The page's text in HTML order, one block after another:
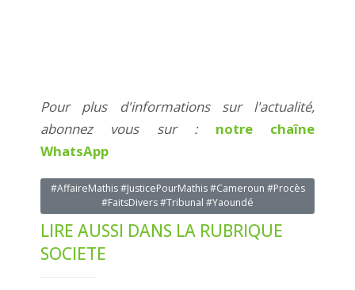
Pour plus d'informations sur l'actualité,
abonnez vous sur : notre chaîne
WhatsApp
#AffaireMathis #JusticePourMathis #Cameroun #Procès
#FaitsDivers #Tribunal #Yaoundé
LIRE AUSSI DANS LA RUBRIQUE
SOCIETE